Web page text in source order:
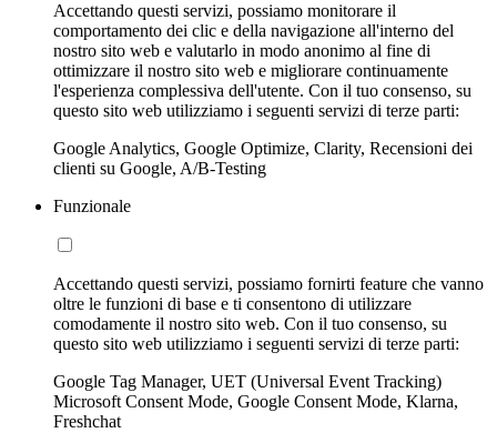
Accettando questi servizi, possiamo monitorare il
comportamento dei clic e della navigazione all'interno del
nostro sito web e valutarlo in modo anonimo al fine di
ottimizzare il nostro sito web e migliorare continuamente
l'esperienza complessiva dell'utente. Con il tuo consenso, su
questo sito web utilizziamo i seguenti servizi di terze parti:
Google Analytics, Google Optimize, Clarity, Recensioni dei
clienti su Google, A/B-Testing
Funzionale
Accettando questi servizi, possiamo fornirti feature che vanno
oltre le funzioni di base e ti consentono di utilizzare
comodamente il nostro sito web. Con il tuo consenso, su
questo sito web utilizziamo i seguenti servizi di terze parti:
Google Tag Manager, UET (Universal Event Tracking)
Microsoft Consent Mode, Google Consent Mode, Klarna,
Freshchat